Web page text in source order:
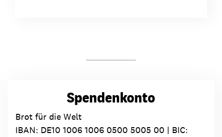
Spendenkonto
Brot für die Welt
IBAN: DE10 1006 1006 0500 5005 00 | BIC: